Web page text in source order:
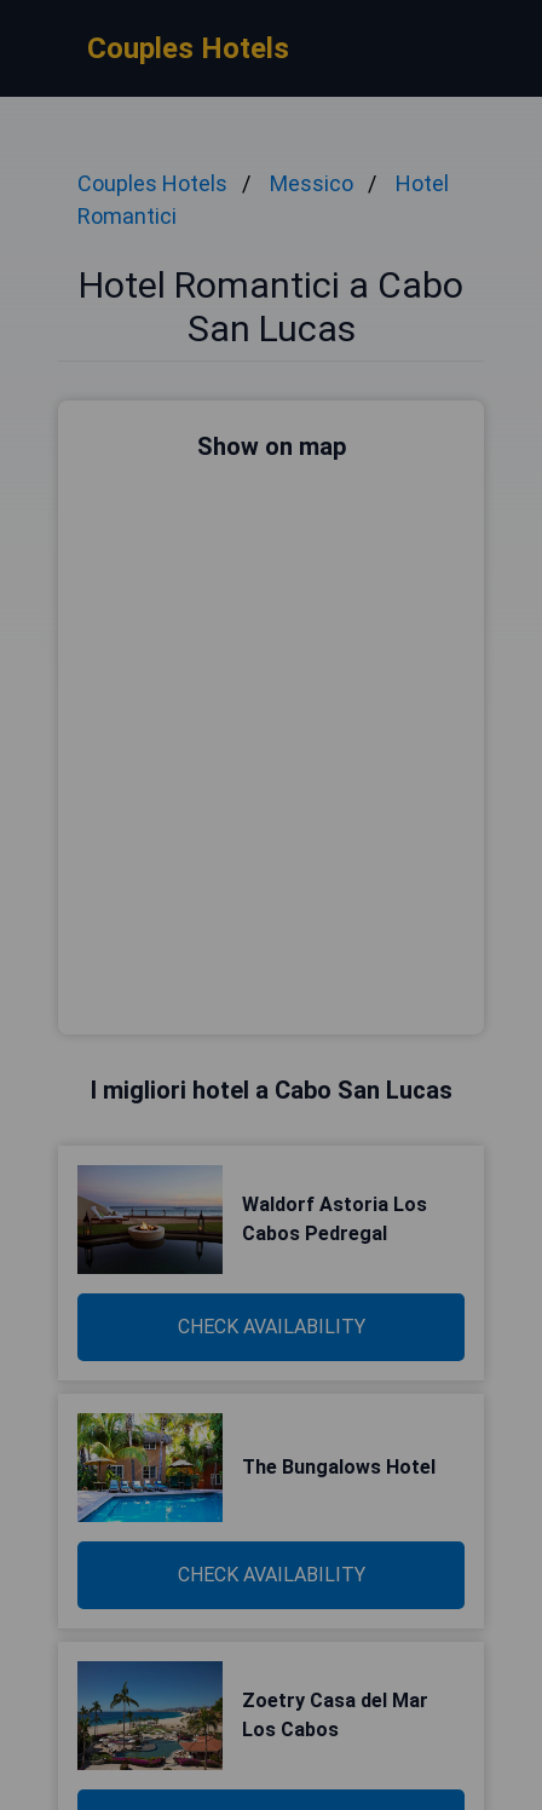
Couples Hotels
Couples Hotels Messico
Hotel
Romantici
Hotel Romantici a Cabo
San Lucas
Show on map
I migliori hotel a Cabo San Lucas
Waldorf Astoria Los
Cabos Pedregal
CHECK AVAILABILITY
The Bungalows Hotel
CHECK AVAILABILITY
Zoetry Casa del Mar
Los Cabos